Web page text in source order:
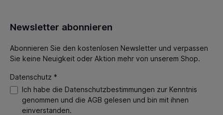
Newsletter abonnieren
Abonnieren Sie den kostenlosen Newsletter und verpassen
Sie keine Neuigkeit oder Aktion mehr von unserem Shop.
Datenschutz *
Ich habe die Datenschutzbestimmungen zur Kenntnis
genommen und die AGB gelesen und bin mit ihnen
einverstanden.